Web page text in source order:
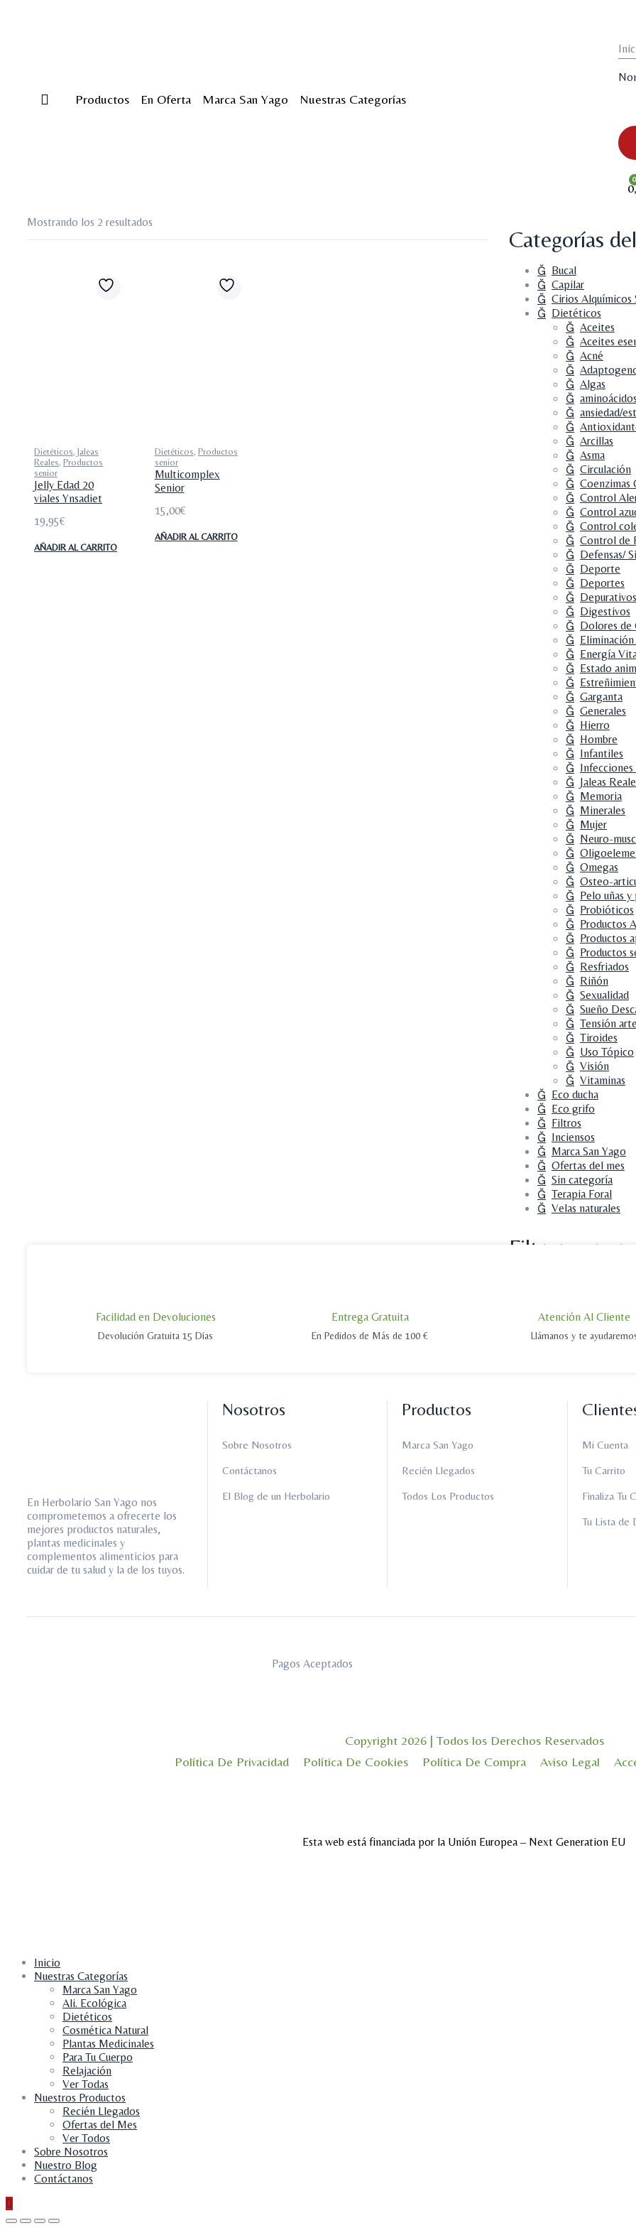
Productos En Oferta Marca San Yago Nuestras Categorías
0
Mostrando los 2 resultados
Dietéticos, Jaleas
Reales, Productos
senior
Jelly Edad 20
viales Ynsadiet
19,95€
AÑADIR AL CARRITO
Dietéticos, Productos
senior
Multicomplex
Senior
15,00€
AÑADIR AL CARRITO
Categorías
Bucal
Capilar
Cirios Alquímicos
Dietéticos
Aceites
Aceites
Acné
Algas
aminoácidos
ansiedad/
Arcillas
Asma
Circulación
Coenzimas
Control
Control
Control
Control de
Defensas/
Deporte
Deportes
Depurativos
Digestivos
Dolores de
Energía
Estado
Garganta
Generales
Hierro
Hombre
Infantiles
Jaleas
Memoria
Minerales
Mujer
Neuro-
Omegas
Osteo-
Pelo uñas
Probióticos
Productos
Productos
Productos
Resfriados
Riñón
Sexualidad
Sueño
Tensión
Tiroides
Uso Tópico
Visión
Vitaminas
Eco ducha
Eco grifo
Filtros
Inciensos
Marca San Yago
Ofertas del mes
Sin categoría
Terapia Foral
Velas naturales
Filtrar por
Facilidad en Devoluciones
Devolución Gratuita 15 Días
Entrega Gratuita
En Pedidos de Más de 100 €
Atención Al Cliente
Llámanos y te
En Herbolario San Yago nos
comprometemos a ofrecerte los
mejores productos naturales,
plantas medicinales y
complementos alimenticios para
cuidar de tu salud y la de los tuyos.
Nosotros
Sobre Nosotros
Contáctanos
El Blog de un Herbolario
Productos
Marca San Yago
Recién Llegados
Todos Los Productos
Mi Cuenta
Tu Carrito
Finaliza Tu
Tu Lista de
Pagos Aceptados
Copyright 2026 | Todos los Derechos Reservados
Política De Privacidad
Política De Cookies Política De Compra Aviso Legal
Esta web está financiada por la Unión Europea – Next Generation EU
Inicio
Nuestras Categorías
Marca San Yago
Ali. Ecológica
Dietéticos
Cosmética Natural
Plantas Medicinales
Para Tu Cuerpo
Relajación
Ver Todas
Nuestros Productos
Recién Llegados
Ofertas del Mes
Ver Todos
Sobre Nosotros
Nuestro Blog
Contáctanos